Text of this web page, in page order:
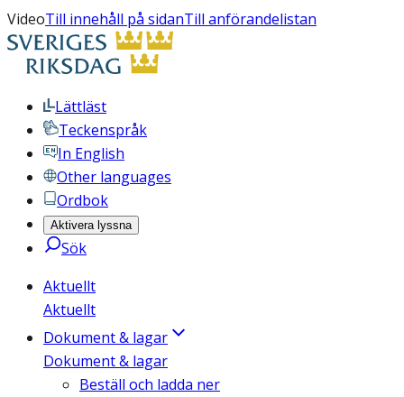
VideoTill innehåll på sidanTill anförandelistan
Lättläst
Teckenspråk
In English
Other languages
Ordbok
Aktivera lyssna
Sök
Aktuellt
Aktuellt
Dokument & lagar
Dokument & lagar
Beställ och ladda ner